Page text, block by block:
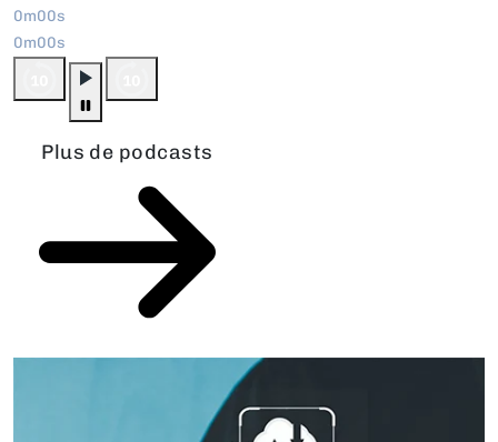
0m00s
0m00s
Plus de podcasts